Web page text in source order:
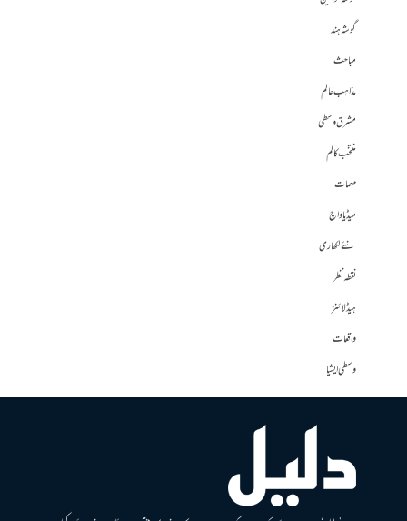
گوشہ ہند
مباحث
مذاہب عالم
مشرق وسطی
منتخب کالم
مہمات
میڈیا واچ
نئے لکھاری
نقطہ نظر
ہیڈلائنز
واقعات
وسطی ایشیا